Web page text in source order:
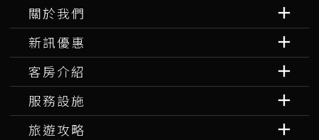
關於我們
新訊優惠
客房介紹
服務設施
旅遊攻略